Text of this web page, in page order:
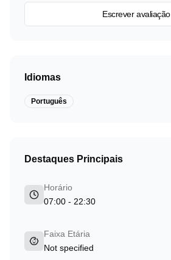
Escrever avaliação
Idiomas
Português
Destaques Principais
Horário
07:00 - 22:30
Faixa Etária
Not specified